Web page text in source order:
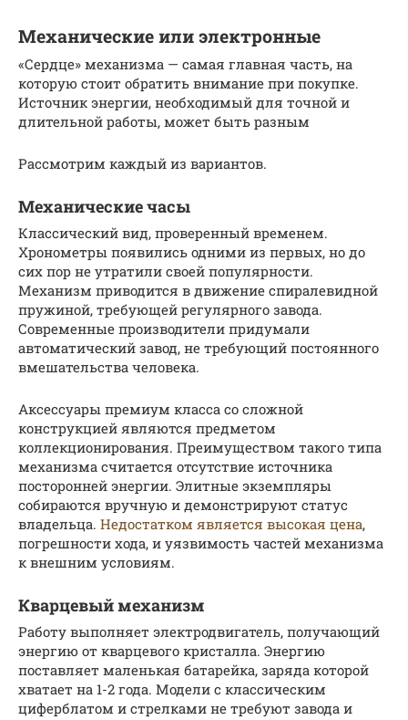
Механические или электронные
«Сердце» механизма — самая главная часть, на
которую стоит обратить внимание при покупке.
Источник энергии, необходимый для точной и
длительной работы, может быть разным
Рассмотрим каждый из вариантов.
Механические часы
Классический вид, проверенный временем.
Хронометры появились одними из первых, но до
сих пор не утратили своей популярности.
Механизм приводится в движение спиралевидной
пружиной, требующей регулярного завода.
Современные производители придумали
автоматический завод, не требующий постоянного
вмешательства человека.
Аксессуары премиум класса со сложной
конструкцией являются предметом
коллекционирования. Преимуществом такого типа
механизма считается отсутствие источника
посторонней энергии. Элитные экземпляры
собираются вручную и демонстрируют статус
владельца. Недостатком является высокая цена,
погрешности хода, и уязвимость частей механизма
к внешним условиям.
Кварцевый механизм
Работу выполняет электродвигатель, получающий
энергию от кварцевого кристалла. Энергию
поставляет маленькая батарейка, заряда которой
хватает на 1-2 года. Модели с классическим
циферблатом и стрелками не требуют завода и